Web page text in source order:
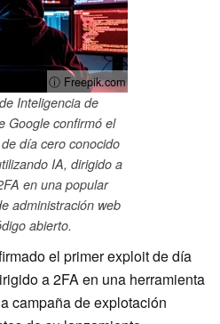
ⓘ Freepik.com
Inteligencia de
Google confirmó el
día cero conocido
IA, dirigido a
en una popular
administración web
abierto.
el primer exploit de día
a 2FA en una herramienta
campaña de explotación